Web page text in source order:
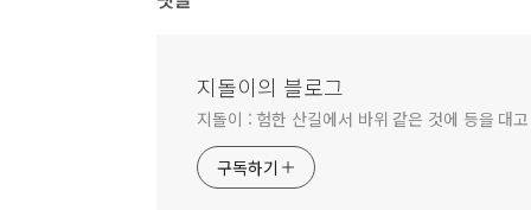
지돌이의 블로그
지돌이 : 험한 산길에서 바위 같은 것에 등을 대
구독하기